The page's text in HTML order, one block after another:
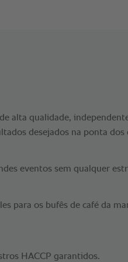
alta qualidade,
desejados na ponta dos
eventos sem qualquer
para os bufês de café da
HACCP garantidos.